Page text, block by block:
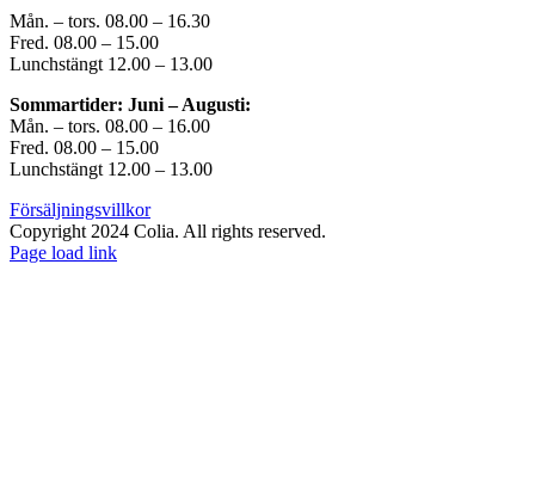
Mån. – tors. 08.00 – 16.30
Fred. 08.00 – 15.00
Lunchstängt 12.00 – 13.00
Sommartider: Juni – Augusti:
Mån. – tors. 08.00 – 16.00
Fred. 08.00 – 15.00
Lunchstängt 12.00 – 13.00
Försäljningsvillkor
Copyright 2024 Colia. All rights reserved.
Page load link